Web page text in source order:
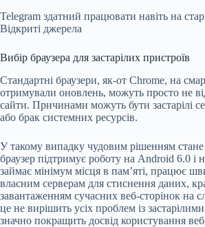
Telegram здатний працювати навіть на
Відкриті джерела
Вибір браузера для застарілих пристроїв
Стандартні браузери, як-от Chrome, на
отримували оновлень, можуть просто не
сайти. Причинами можуть бути застарілі
або брак системних ресурсів.
У такому випадку чудовим рішенням
браузер підтримує роботу на Android 6.0 і
займає мінімум місця в пам’яті, працює
власним серверам для стиснення даних,
завантаженням сучасних веб-сторінок на
це не вирішить усіх проблем із
значно покращить досвід користування